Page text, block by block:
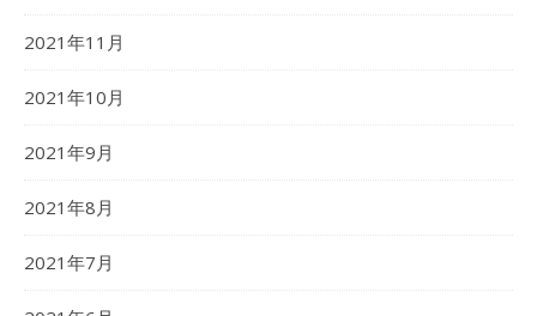
2021年11月
2021年10月
2021年9月
2021年8月
2021年7月